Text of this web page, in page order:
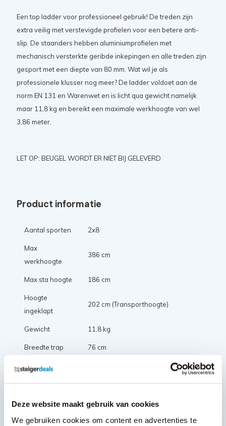
Deze website maakt gebruik van cookies
We gebruiken cookies om content en advertenties te
Een top ladder voor professioneel gebruik! De treden zijn
extra veilig met verstevigde profielen voor een betere anti-
slip. De staanders hebben aluminiumprofielen met
mechanisch versterkte geribde inkepingen en alle treden zijn
gesport met een diepte van 80 mm. Wat wil je als
professionele klusser nog meer? De ladder voldoet aan de
norm EN 131 en Warenwet en is licht qua gewicht namelijk
maar 11,8 kg en bereikt een maximale werkhoogte van wel
3,86 meter.
LET OP: BEUGEL WORDT ER NIET BIJ GELEVERD
Product informatie
Aantal sporten 2x8
Max
werkhoogte
386 cm
Max sta hoogte 186 cm
Hoogte
ingeklapt
202 cm (Transporthoogte)
Gewicht 11,8 kg
Breedte trap 76 cm
Platformhoogte
Certificering Warenwet EN 131 norm, EK 5/AK
Let op:
Bij professioneel gebruik